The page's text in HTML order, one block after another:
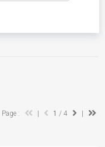
Page : 1 / 4